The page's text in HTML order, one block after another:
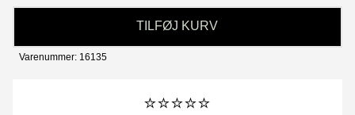
TILFØJ KURV
Varenummer: 16135
⭐⭐⭐⭐⭐